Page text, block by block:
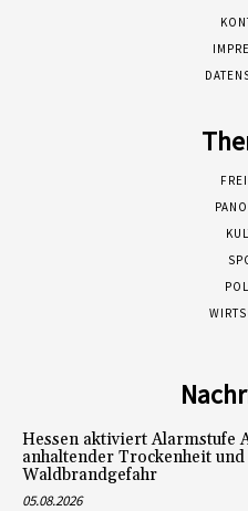
Hessen aktiviert Alarmstufe
anhaltender Trockenheit
Waldbrandgefahr
05.08.2026